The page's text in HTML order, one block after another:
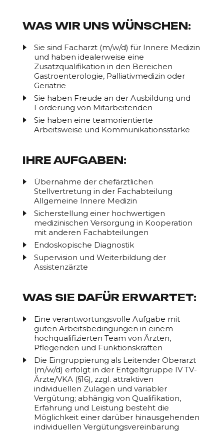
WAS WIR UNS WÜNSCHEN:
Sie sind Facharzt (m/w/d) für Innere Medizin
und haben idealerweise eine
Zusatzqualifikation in den Bereichen
Gastroenterologie, Palliativmedizin oder
Geriatrie
Sie haben Freude an der Ausbildung und
Förderung von Mitarbeitenden
Sie haben eine teamorientierte
Arbeitsweise und Kommunikationsstärke
IHRE AUFGABEN:
Übernahme der chefärztlichen
Stellvertretung in der Fachabteilung
Allgemeine Innere Medizin
Sicherstellung einer hochwertigen
medizinischen Versorgung in Kooperation
mit anderen Fachabteilungen
Endoskopische Diagnostik
Supervision und Weiterbildung der
Assistenzärzte
WAS SIE DAFÜR ERWARTET:
Eine verantwortungsvolle Aufgabe mit
guten Arbeitsbedingungen in einem
hochqualifizierten Team von Ärzten,
Pflegenden und Funktionskräften
Die Eingruppierung als Leitender Oberarzt
(m/w/d) erfolgt in der Entgeltgruppe IV TV-
Ärzte/VKA (§16), zzgl. attraktiven
individuellen Zulagen und variabler
Vergütung; abhängig von Qualifikation,
Erfahrung und Leistung besteht die
Möglichkeit einer darüber hinausgehenden
individuellen Vergütungsvereinbarung